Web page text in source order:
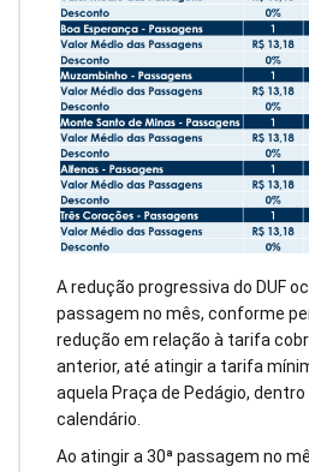
A redução progressiva do DUF
passagem no mês, conforme
redução em relação à tarifa
anterior, até atingir a tarifa
aquela Praça de Pedágio,
calendário.
Ao atingir a 30ª passagem no